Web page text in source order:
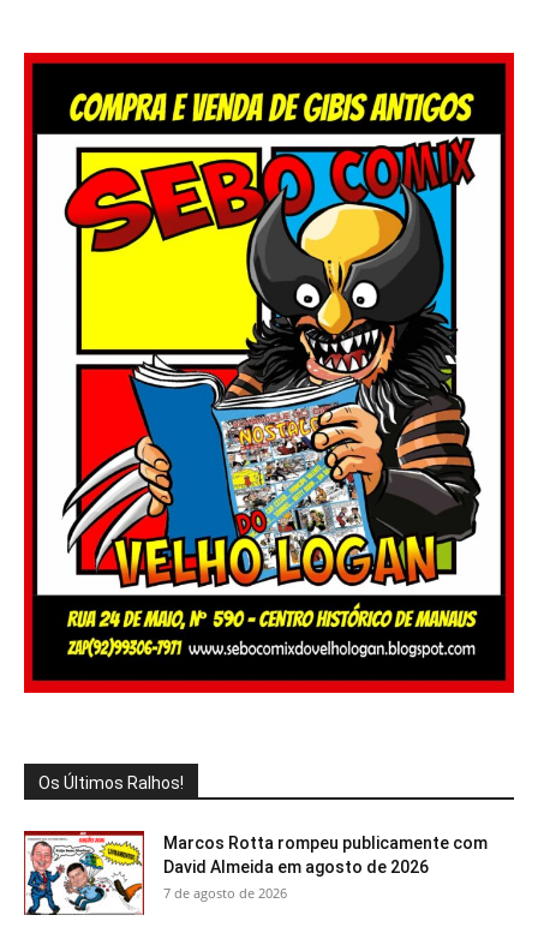
Os Últimos Ralhos!
Marcos Rotta rompeu publicamente com
David Almeida em agosto de 2026
7 de agosto de 2026